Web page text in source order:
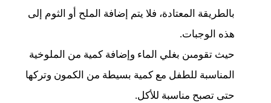
بالطريقة المعتادة، فلا يتم إضافة الملح أو الثوم إلى
هذه الوجبات.
حيث تقومىن بغلي الماء وإضافة كمية من الملوخية
المناسبة للطفل مع كمية بسيطة من الكمون وتركها
حتى تصبح مناسبة للأكل.